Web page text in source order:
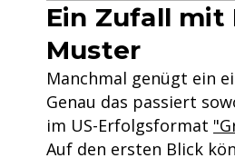
Ein Zufall mit
Muster
Manchmal genügt ein
Genau das passiert
im US-Erfolgsformat
Auf den ersten Blick